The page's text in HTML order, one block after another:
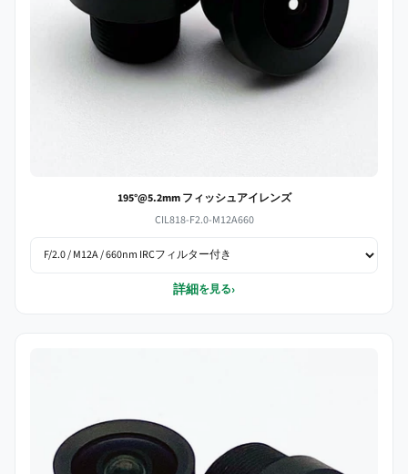
195°@5.2mm フィッシュアイレンズ
CIL818-F2.0-M12A660
詳細を見る›